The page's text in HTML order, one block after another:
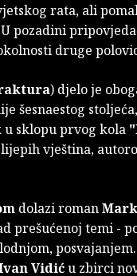
rata, ali
pozadini
druge
) djelo je
šesnaestog
sklopu prvog kola
vještina,
dolazi roman
prešućenoj temi -
Vidiću zbirci